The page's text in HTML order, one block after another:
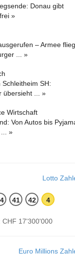
Donau gibt
»
– Armee
... »
SH:
übersieht ... »
Von Autos bis
»
Lotto
41 42 4
CHF 17'300'000
Euro Millions